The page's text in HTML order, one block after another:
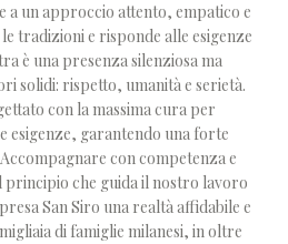
a un approccio attento, empatico e
tradizioni e risponde alle esigenze
è una presenza silenziosa ma
solidi: rispetto, umanità e serietà.
con la massima cura per
esigenze, garantendo una forte
con competenza e
principio che guida il nostro lavoro
San Siro una realtà affidabile e
di famiglie milanesi, in oltre